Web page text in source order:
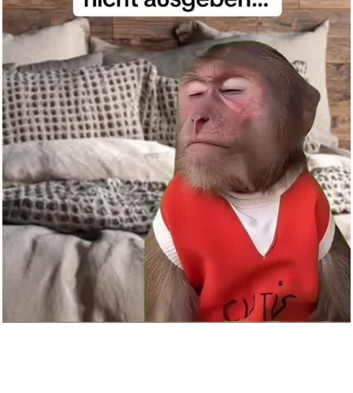
Anzeige
Die Mausefalle: German Edition...
Anzeige